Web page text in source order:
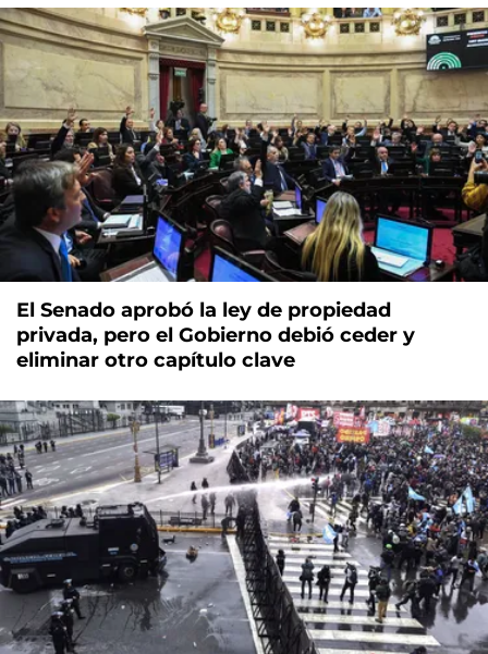
El Senado aprobó la ley de propiedad
privada, pero el Gobierno debió ceder y
eliminar otro capítulo clave